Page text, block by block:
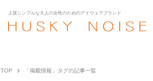
上質シンプルな大人の女性のためのアイウェアブランド
TOP 「掲載情報」タグの記事一覧